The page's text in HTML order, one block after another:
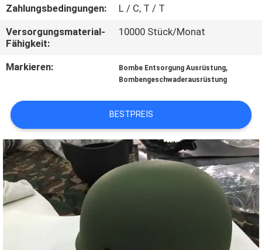
TRETEN
SIE
MIT
UNS
VERBINDUNG
FORDERN
SIE EIN
ZITAT
Zahlungsbedingungen:
L / C, T / T
Versorgungsmaterial-
Fähigkeit:
10000 Stück/Monat
Markieren: Bombe Entsorgung Ausrüstung,
Bombengeschwaderausrüstung
BESTPREIS